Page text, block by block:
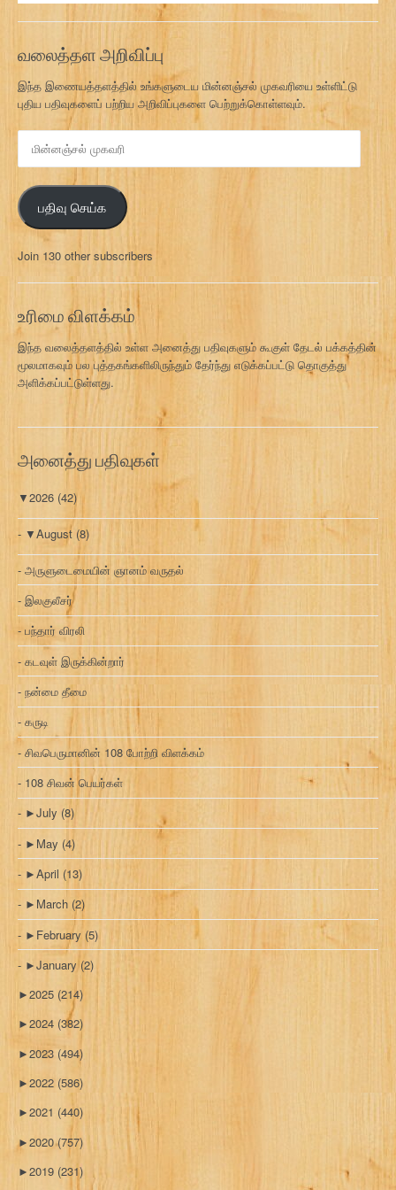
வலைத்தள அறிவிப்பு
இந்த இணையத்தளத்தில் உங்களுடைய மின்னஞ்சல் முகவரியை உள்ளிட்டு
புதிய பதிவுகளைப் பற்றிய அறிவிப்புகளை பெற்றுக்கொள்ளவும்.
ன
ஞ்
ச
ல்
க
வ
பதிவு செய்க
Join 130 other subscribers
உரிமை விளக்கம்
இந்த வலைத்தளத்தில் உள்ள அனைத்து பதிவுகளும் கூகுள் தேடல் பக்கத்தின்
மூலமாகவும் பல புத்தகங்களிலிருந்தும் தேர்ந்து எடுக்கப்பட்டு தொகுத்து
அளிக்கப்பட்டுள்ளது.
அனைத்து பதிவுகள்
▼2026 (42)
▼August (8)
அருளுடைமையின் ஞானம் வருதல்
இலகுலீசர்
பந்தார் விரலி
கடவுள் இருக்கின்றார்
நன்மை தீமை
கருடி
சிவபெருமானின் 108 போற்றி விளக்கம்
108 சிவன் பெயர்கள்
►July (8)
► May (4)
►April (13)
► March (2)
► February (5)
►January(2)
►2025 (214)
►2024 (382)
►2023(494)
►2022 (586)
►2021 (440)
►2020(757)
►2019 (231)